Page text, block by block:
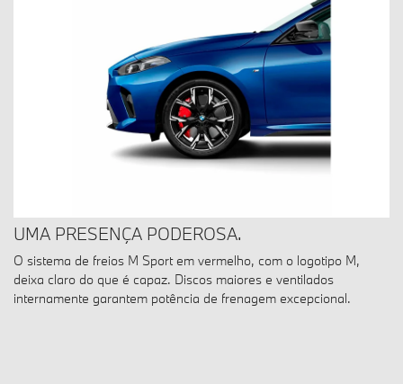
UMA PRESENÇA PODEROSA.
O sistema de freios M Sport em vermelho, com o logotipo M,
deixa claro do que é capaz. Discos maiores e ventilados
internamente garantem potência de frenagem excepcional.